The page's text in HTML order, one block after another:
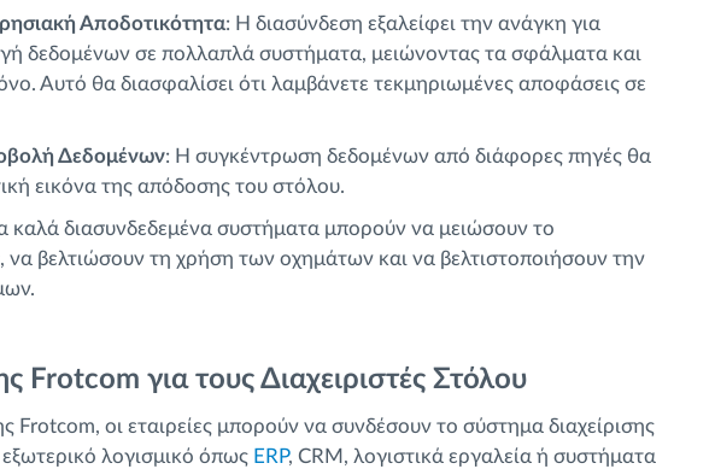
Αποδοτικότητα: Η διασύνδεση εξαλείφει την ανάγκη για
δεδομένων σε πολλαπλά συστήματα, μειώνοντας τα σφάλματα και
Αυτό θα διασφαλίσει ότι λαμβάνετε τεκμηριωμένες αποφάσεις σε
Δεδομένων: Η συγκέντρωση δεδομένων από διάφορες πηγές θα
εικόνα της απόδοσης του στόλου.
καλά διασυνδεδεμένα συστήματα μπορούν να μειώσουν το
να βελτιώσουν τη χρήση των οχημάτων και να βελτιστοποιήσουν την
Frotcom για τους Διαχειριστές Στόλου
Frotcom, οι εταιρείες μπορούν να συνδέσουν το σύστημα διαχείρισης
λογισμικό όπως ERP, CRM, λογιστικά εργαλεία ή συστήματα